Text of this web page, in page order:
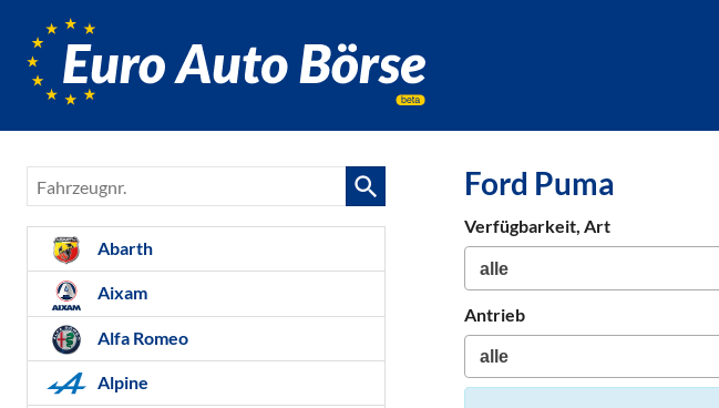
Gebrauchtwagen,
Neuwagen
Ford Puma
Verfügbarkeit, Art
Antrieb
Fahrzeugnr.
Abarth
Aixam
Alfa Romeo
Alpine